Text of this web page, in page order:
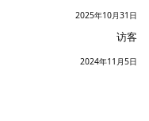
2025年10月31日
访客
2024年11月5日